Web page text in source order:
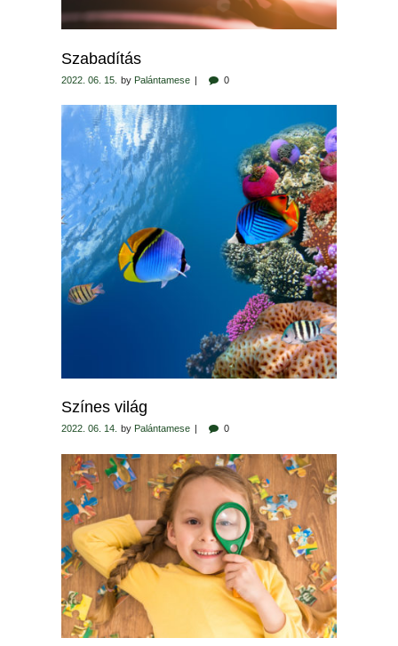
Szabadítás
2022. 06. 15. by Palántamese 0
Színes világ
2022. 06. 14. by Palántamese 0